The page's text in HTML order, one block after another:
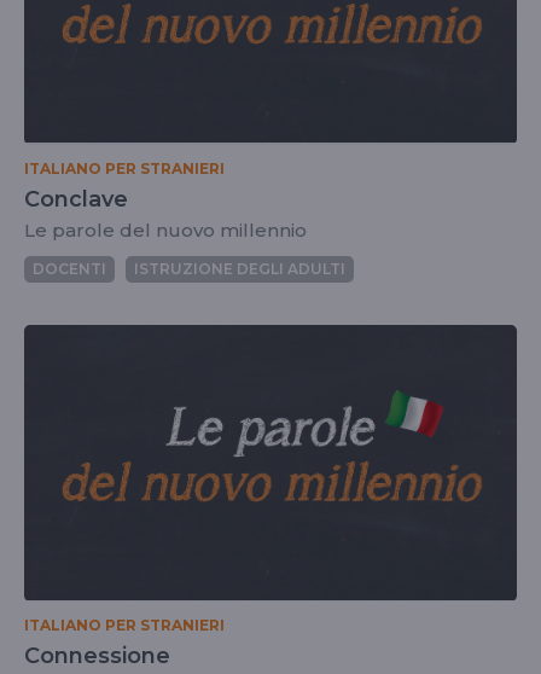
ITALIANO PER STRANIERI
Conclave
Le parole del nuovo millennio
DOCENTI ISTRUZIONE DEGLI ADULTI
ITALIANO PER STRANIERI
Connessione